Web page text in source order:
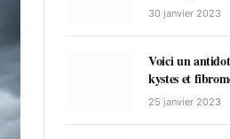
30 janvier 2023
Voici un
kystes et
25 janvier 2023